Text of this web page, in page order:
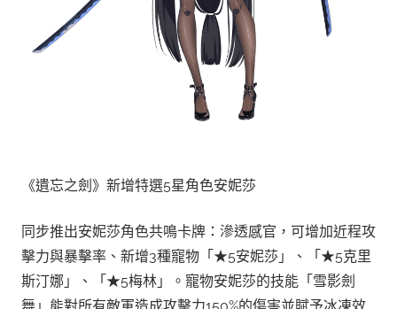
《遺忘之劍》新增特選5星角色安妮莎
同步推出安妮莎角色共鳴卡牌：滲透感官，可增加近程攻
擊力與暴擊率、新增3種寵物「★5安妮莎」、「★5克里
斯汀娜」、「★5梅林」。寵物安妮莎的技能「雪影劍